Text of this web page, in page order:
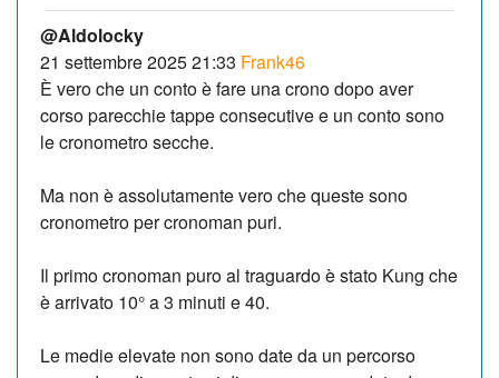
@Aldolocky
21 settembre 2025 21:33 Frank46
È vero che un conto è fare una crono dopo aver
corso parecchie tappe consecutive e un conto sono
le cronometro secche.
Ma non è assolutamente vero che queste sono
cronometro per cronoman puri.
Il primo cronoman puro al traguardo è stato Kung che
è arrivato 10° a 3 minuti e 40.
Le medie elevate non sono date da un percorso